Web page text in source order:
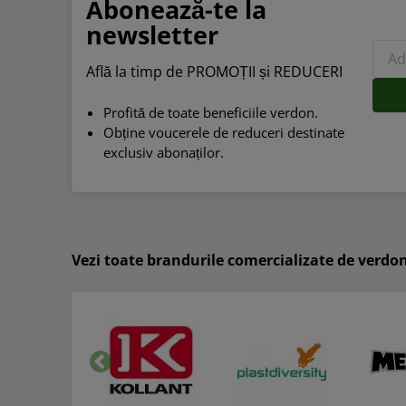
Abonează-te la
newsletter
Află la timp de PROMOȚII și REDUCERI
Profită de toate beneficiile verdon.
Obține voucerele de reduceri destinate
exclusiv abonaților.
Vezi toate brandurile comercializate de
Inapoi